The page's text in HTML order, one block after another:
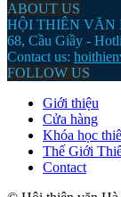
ABOUT US
HỘI THIÊN VĂN
68, Cầu Giầy -
Contact us:
FOLLOW US
Giới thiệu
Cửa hàng
Khóa học
Thế Giới
Contact